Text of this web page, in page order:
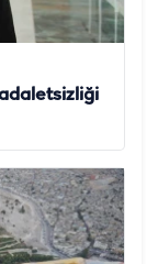
adaletsizliği